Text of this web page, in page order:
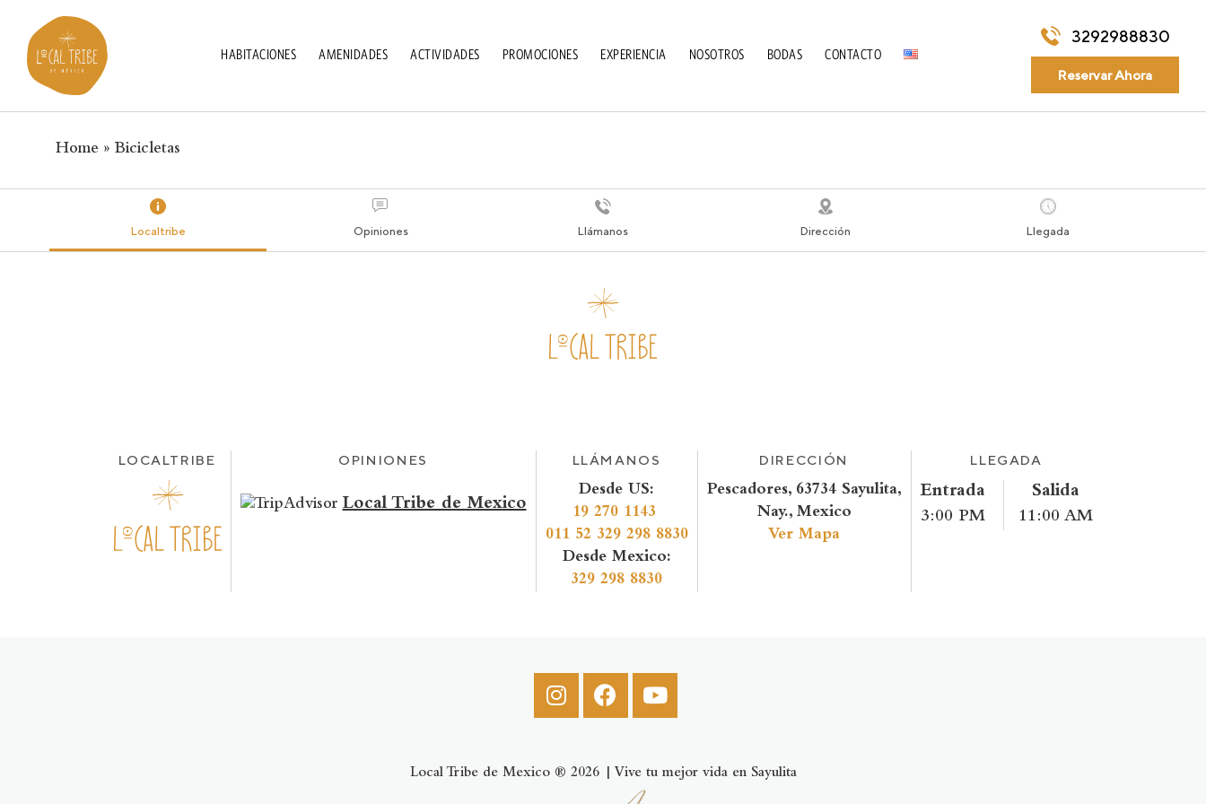
HABITACIONES AMENIDADES ACTIVIDADES PROMOCIONES EXPERIENCIA NOSOTROS BODAS CONTACTO
3292988830
Reservar Ahora
Home » Bicicletas
Localtribe Opiniones Llámanos Dirección Llegada
LOCALTRIBE OPINIONES
Local Tribe de Mexico
LLÁMANOS
Desde US:
19 270 1143
011 52 329 298 8830
Desde Mexico:
329 298 8830
DIRECCIÓN
Pescadores, 63734 Sayulita,
Nay., Mexico
Ver Mapa
LLEGADA
Entrada
3:00 PM
Salida
11:00 AM
Local Tribe de Mexico ® 2026 | Vive tu mejor vida en Sayulita